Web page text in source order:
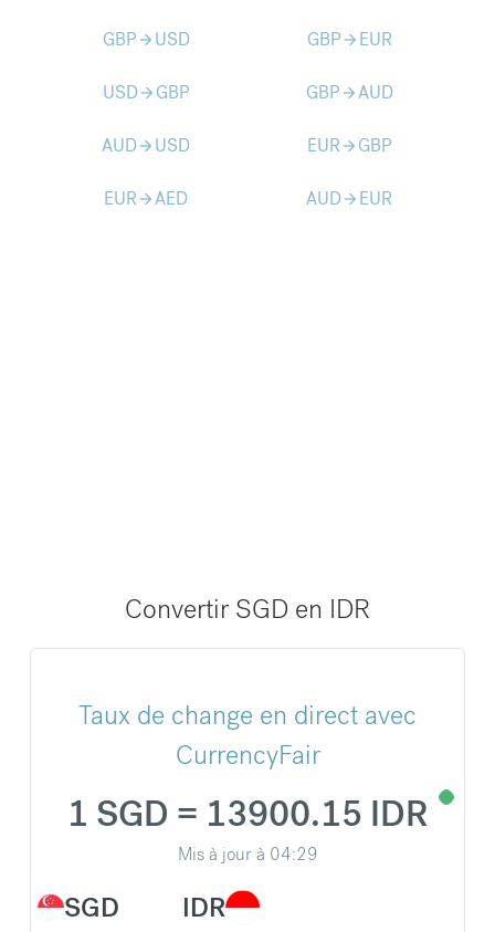
GBParrow_forward USD GBParrow_forward EUR
USDarrow_forward GBP GBParrow_forwardAUD
AUDarrow_forward USD EURarrow_forward GBP
EURarrow_forwardAED AUDarrow_forward EUR
Convertir SGD en IDR
Taux de change en direct avec
CurrencyFair
SGD
1 SGD = 13900.15 IDR
Mis à jour à 04:29
IDR